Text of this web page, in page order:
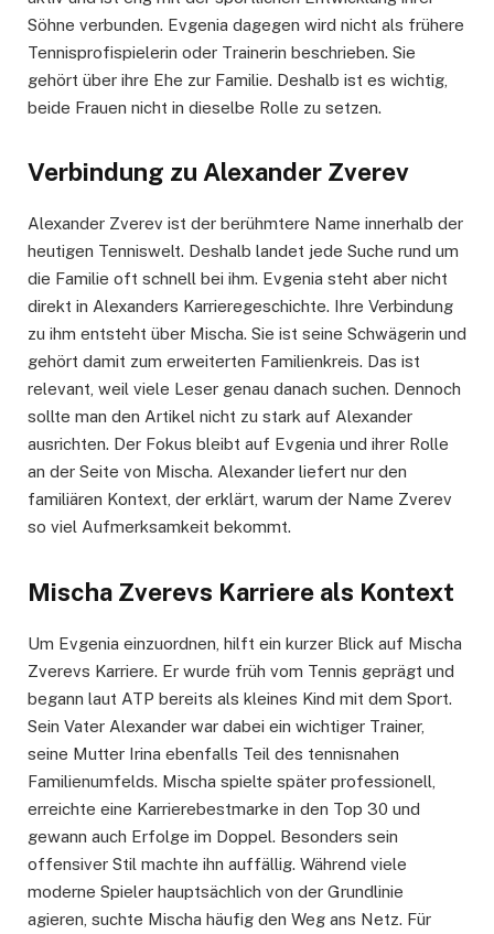
Söhne verbunden. Evgenia dagegen wird nicht als frühere
Tennisprofispielerin oder Trainerin beschrieben. Sie
gehört über ihre Ehe zur Familie. Deshalb ist es wichtig,
beide Frauen nicht in dieselbe Rolle zu setzen.
Verbindung zu Alexander Zverev
Alexander Zverev ist der berühmtere Name innerhalb der
heutigen Tenniswelt. Deshalb landet jede Suche rund um
die Familie oft schnell bei ihm. Evgenia steht aber nicht
direkt in Alexanders Karrieregeschichte. Ihre Verbindung
zu ihm entsteht über Mischa. Sie ist seine Schwägerin und
gehört damit zum erweiterten Familienkreis. Das ist
relevant, weil viele Leser genau danach suchen. Dennoch
sollte man den Artikel nicht zu stark auf Alexander
ausrichten. Der Fokus bleibt auf Evgenia und ihrer Rolle
an der Seite von Mischa. Alexander liefert nur den
familiären Kontext, der erklärt, warum der Name Zverev
so viel Aufmerksamkeit bekommt.
Mischa Zverevs Karriere als Kontext
Um Evgenia einzuordnen, hilft ein kurzer Blick auf Mischa
Zverevs Karriere. Er wurde früh vom Tennis geprägt und
begann laut ATP bereits als kleines Kind mit dem Sport.
Sein Vater Alexander war dabei ein wichtiger Trainer,
seine Mutter Irina ebenfalls Teil des tennisnahen
Familienumfelds. Mischa spielte später professionell,
erreichte eine Karrierebestmarke in den Top 30 und
gewann auch Erfolge im Doppel. Besonders sein
offensiver Stil machte ihn auffällig. Während viele
moderne Spieler hauptsächlich von der Grundlinie
agieren, suchte Mischa häufig den Weg ans Netz. Für